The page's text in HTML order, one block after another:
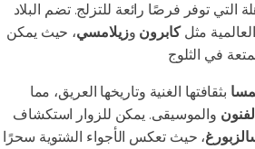
التي توفر فرصًا رائعة للتزلج. تضم البلاد
العالمية مثلكابرون وزيلامسي، حيث يمكن
بثقافتها الغنية وتاريخها العريق، مما
والموسيقى. يمكن للزوار استكشاف
، حيث تعكس الأجواء الشتوية سحرًا